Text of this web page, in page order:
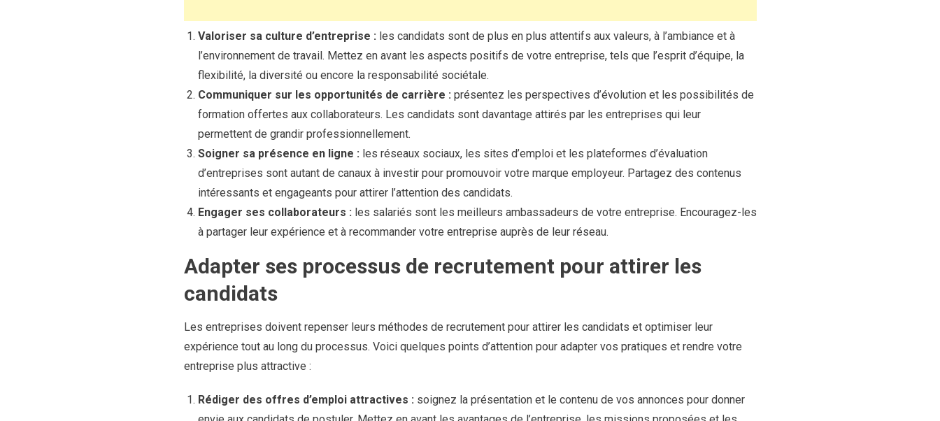
Valoriser sa culture d’entreprise : les candidats sont de plus en plus attentifs aux valeurs, à l’ambiance et à
l’environnement de travail. Mettez en avant les aspects positifs de votre entreprise, tels que l’esprit d’équipe, la
flexibilité, la diversité ou encore la responsabilité sociétale.
Communiquer sur les opportunités de carrière : présentez les perspectives d’évolution et les possibilités de
formation offertes aux collaborateurs. Les candidats sont davantage attirés par les entreprises qui leur
permettent de grandir professionnellement.
Soigner sa présence en ligne : les réseaux sociaux, les sites d’emploi et les plateformes d’évaluation
d’entreprises sont autant de canaux à investir pour promouvoir votre marque employeur. Partagez des contenus
intéressants et engageants pour attirer l’attention des candidats.
Engager ses collaborateurs : les salariés sont les meilleurs ambassadeurs de votre entreprise. Encouragez-les
à partager leur expérience et à recommander votre entreprise auprès de leur réseau.
Adapter ses processus de recrutement pour attirer les
candidats
Les entreprises doivent repenser leurs méthodes de recrutement pour attirer les candidats et optimiser leur
expérience tout au long du processus. Voici quelques points d’attention pour adapter vos pratiques et rendre votre
entreprise plus attractive :
Rédiger des offres d’emploi attractives : soignez la présentation et le contenu de vos annonces pour donner